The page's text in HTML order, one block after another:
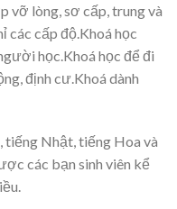
vỡ lòng, sơ cấp, trung và
các cấp độ.Khoá học
học.Khoá học để đi
định cư.Khoá dành
tiếng Nhật, tiếng Hoa và
các bạn sinh viên kể